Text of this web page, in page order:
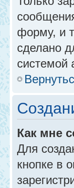
форму, и
сделано
системой
Как мне
Для
кнопке в